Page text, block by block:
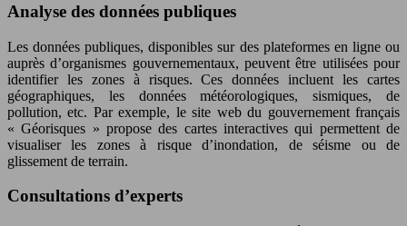
Analyse des données publiques
Les données publiques, disponibles sur des plateformes en ligne ou
auprès d’organismes gouvernementaux, peuvent être utilisées pour
identifier les zones à risques. Ces données incluent les cartes
géographiques, les données météorologiques, sismiques, de
pollution, etc. Par exemple, le site web du gouvernement français
« Géorisques » propose des cartes interactives qui permettent de
visualiser les zones à risque d’inondation, de séisme ou de
glissement de terrain.
Consultations d’experts